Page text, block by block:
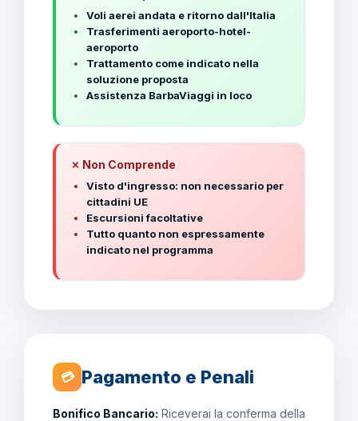
Voli aerei andata e ritorno dall'Italia
Trasferimenti aeroporto-hotel-
aeroporto
Trattamento come indicato nella
soluzione proposta
Assistenza BarbaViaggi in loco
✗ Non Comprende
Visto d'ingresso: non necessario per
cittadini UE
Escursioni facoltative
Tutto quanto non espressamente
indicato nel programma
💳 Pagamento e Penali
Bonifico Bancario: Riceverai la conferma della